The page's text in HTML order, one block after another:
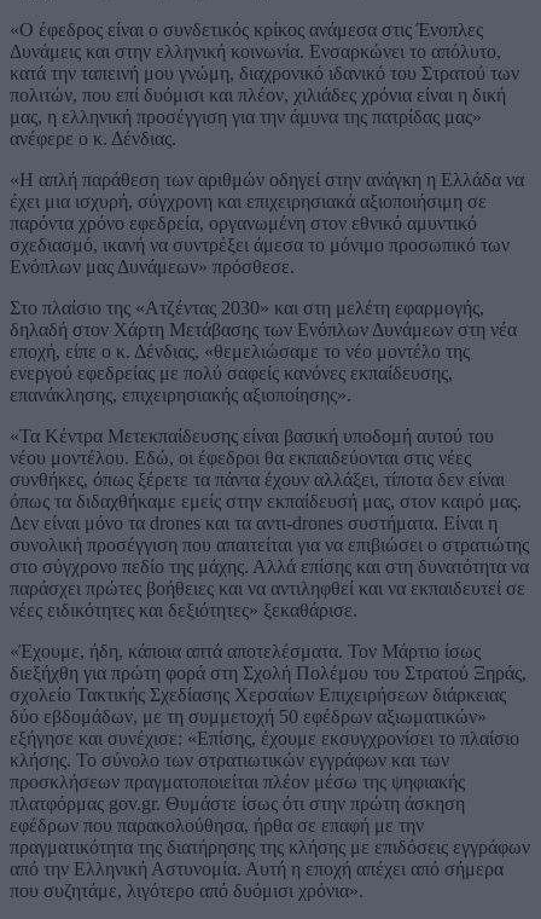
«Ο έφεδρος είναι ο συνδετικός κρίκος ανάμεσα στις Ένοπλες
Δυνάμεις και στην ελληνική κοινωνία. Ενσαρκώνει το απόλυτο,
κατά την ταπεινή μου γνώμη, διαχρονικό ιδανικό του Στρατού των
πολιτών, που επί δυόμισι και πλέον, χιλιάδες χρόνια είναι η δική
μας, η ελληνική προσέγγιση για την άμυνα της πατρίδας μας»
ανέφερε ο κ. Δένδιας.
«Η απλή παράθεση των αριθμών οδηγεί στην ανάγκη η Ελλάδα να
έχει μια ισχυρή, σύγχρονη και επιχειρησιακά αξιοποιήσιμη σε
παρόντα χρόνο εφεδρεία, οργανωμένη στον εθνικό αμυντικό
σχεδιασμό, ικανή να συντρέξει άμεσα το μόνιμο προσωπικό των
Ενόπλων μας Δυνάμεων» πρόσθεσε.
Στο πλαίσιο της «Ατζέντας 2030» και στη μελέτη εφαρμογής,
δηλαδή στον Χάρτη Μετάβασης των Ενόπλων Δυνάμεων στη νέα
εποχή, είπε ο κ. Δένδιας, «θεμελιώσαμε το νέο μοντέλο της
ενεργού εφεδρείας με πολύ σαφείς κανόνες εκπαίδευσης,
επανάκλησης, επιχειρησιακής αξιοποίησης».
«Τα Κέντρα Μετεκπαίδευσης είναι βασική υποδομή αυτού του
νέου μοντέλου. Εδώ, οι έφεδροι θα εκπαιδεύονται στις νέες
συνθήκες, όπως ξέρετε τα πάντα έχουν αλλάξει, τίποτα δεν είναι
όπως τα διδαχθήκαμε εμείς στην εκπαίδευσή μας, στον καιρό μας.
Δεν είναι μόνο τα drones και τα αντι-drones συστήματα. Είναι η
συνολική προσέγγιση που απαιτείται για να επιβιώσει ο στρατιώτης
στο σύγχρονο πεδίο της μάχης. Αλλά επίσης και στη δυνατότητα να
παράσχει πρώτες βοήθειες και να αντιληφθεί και να εκπαιδευτεί σε
νέες ειδικότητες και δεξιότητες» ξεκαθάρισε.
«Έχουμε, ήδη, κάποια απτά αποτελέσματα. Τον Μάρτιο ίσως
διεξήχθη για πρώτη φορά στη Σχολή Πολέμου του Στρατού Ξηράς,
σχολείο Τακτικής Σχεδίασης Χερσαίων Επιχειρήσεων διάρκειας
δύο εβδομάδων, με τη συμμετοχή 50 εφέδρων αξιωματικών»
εξήγησε και συνέχισε: «Επίσης, έχουμε εκσυγχρονίσει το πλαίσιο
κλήσης. Το σύνολο των στρατιωτικών εγγράφων και των
προσκλήσεων πραγματοποιείται πλέον μέσω της ψηφιακής
πλατφόρμας gov.gr. Θυμάστε ίσως ότι στην πρώτη άσκηση
εφέδρων που παρακολούθησα, ήρθα σε επαφή με την
πραγματικότητα της διατήρησης της κλήσης με επιδόσεις εγγράφων
από την Ελληνική Αστυνομία. Αυτή η εποχή απέχει από σήμερα
που συζητάμε, λιγότερο από δυόμισι χρόνια».